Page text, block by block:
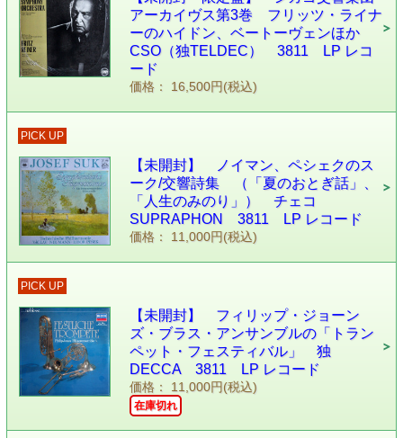
アーカイヴス第3巻 フリッツ・ライナ
ーのハイドン、ベートーヴェンほか
CSO（独TELDEC） 3811 LP レコ
ード
価格： 16,500円(税込)
PICK UP
【未開封】 ノイマン、ペシェクのス
ーク/交響詩集 （「夏のおとぎ話」、
「人生のみのり」） チェコ
SUPRAPHON 3811 LP レコード
価格： 11,000円(税込)
PICK UP
【未開封】 フィリップ・ジョーン
ズ・ブラス・アンサンブルの「トラン
ペット・フェスティバル」 独
DECCA 3811 LP レコード
価格： 11,000円(税込)
在庫切れ